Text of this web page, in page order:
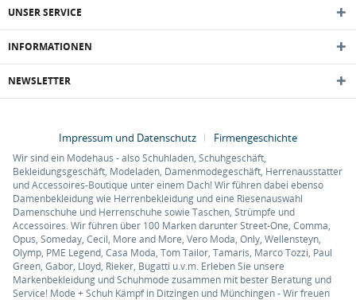
UNSER SERVICE
INFORMATIONEN
NEWSLETTER
Impressum und Datenschutz Firmengeschichte
Wir sind ein Modehaus - also Schuhladen, Schuhgeschäft,
Bekleidungsgeschäft, Modeladen, Damenmodegeschäft, Herrenausstatter
und Accessoires-Boutique unter einem Dach! Wir führen dabei ebenso
Damenbekleidung wie Herrenbekleidung und eine Riesenauswahl
Damenschuhe und Herrenschuhe sowie Taschen, Strümpfe und
Accessoires. Wir führen über 100 Marken darunter Street-One, Comma,
Opus, Someday, Cecil, More and More, Vero Moda, Only, Wellensteyn,
Olymp, PME Legend, Casa Moda, Tom Tailor, Tamaris, Marco Tozzi, Paul
Green, Gabor, Lloyd, Rieker, Bugatti u.v.m. Erleben Sie unsere
Markenbekleidung und Schuhmode zusammen mit bester Beratung und
Service! Mode + Schuh Kämpf in Ditzingen und Münchingen - Wir freuen